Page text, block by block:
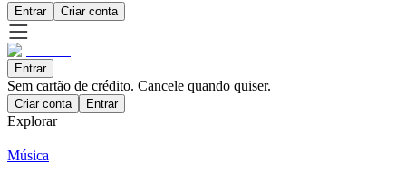
Entrar Criar conta
Entrar
Sem cartão de crédito. Cancele quando quiser.
Criar conta Entrar
Explorar
Música